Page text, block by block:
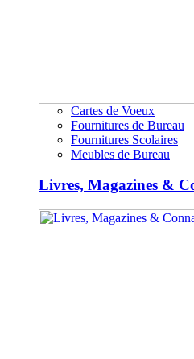
Cartes de Voeux
Fournitures de Bureau
Fournitures Scolaires
Meubles de Bureau
Livres, Magazines &